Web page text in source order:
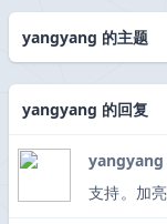
yangyang 的主题
yangyang 的回复
yangyang
支持。加